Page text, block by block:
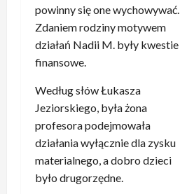
powinny się one wychowywać.
Zdaniem rodziny motywem
działań Nadii M. były kwestie
finansowe.
Według słów Łukasza
Jeziorskiego, była żona
profesora podejmowała
działania wyłącznie dla zysku
materialnego, a dobro dzieci
było drugorzędne.